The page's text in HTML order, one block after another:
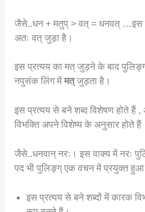
जैसे..धन + मतुप् > वत् = धनवत् …इस
अतः वत् जुड़ा है।
इस प्रत्यय का मत् जुड़ने के बाद
नपुसंक लिंग मेंमत्जुड़ता है।
इस प्रत्यय से बने शब्द विशेषण होते हैं
विभक्ति अपने विशेष्य के अनुसार होते हैं
जैसे..धनवान् नरः। इस वाक्य में नरः
पद भी पुलिङ्ग् एक वचन में प्रयुक्त हुआ
इस प्रत्यय से बने शब्दों में कारक